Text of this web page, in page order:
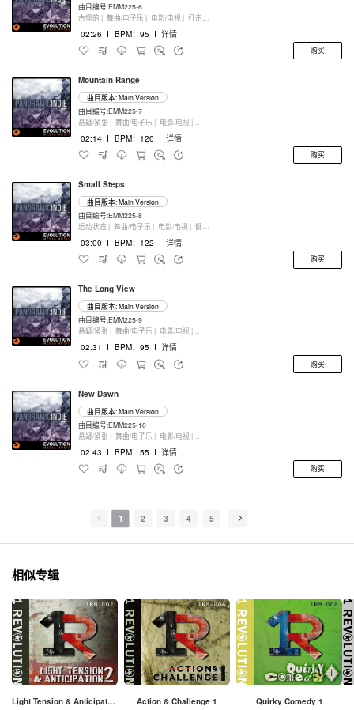
曲目编号:EMM225-6
古怪的 | 舞曲/电子乐 | 电影/电视 | 打击乐器
02:26 I BPM：95 I 详情
购买
Mountain Range
曲目版本: Main Version
曲目编号:EMM225-7
悬疑/紧张 | 舞曲/电子乐 | 电影/电视 |
02:14 I BPM：120 I 详情
购买
Small Steps
曲目版本: Main Version
曲目编号:EMM225-8
运动状态 | 舞曲/电子乐 | 电影/电视 | 键盘乐器
03:00 I BPM：122 I 详情
购买
The Long View
曲目版本: Main Version
曲目编号:EMM225-9
悬疑/紧张 | 舞曲/电子乐 | 电影/电视 |
02:31 I BPM：95 I 详情
购买
New Dawn
曲目版本: Main Version
曲目编号:EMM225-10
悬疑/紧张 | 舞曲/电子乐 | 电影/电视 |
02:43 I BPM：55 I 详情
购买
1 2 3 4 5
相似专辑
Light Tension & Anticipation 2 Action & Challenge 1 Quirky Comedy 1